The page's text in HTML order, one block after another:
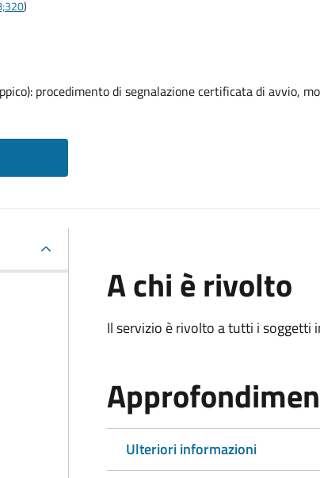
)
procedimento di segnalazione certificata di avvio,
A chi è rivolto
Il servizio è rivolto a tutti i soggetti
Ulteriori informazioni